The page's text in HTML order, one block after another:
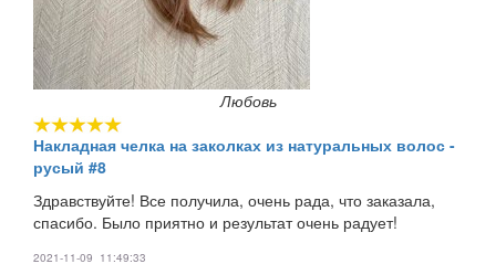
Любовь
Накладная челка на заколках из натуральных волос -
русый #8
Здравствуйте! Все получила, очень рада, что заказала,
спасибо. Было приятно и результат очень радует!
2021-11-09 11:49:33